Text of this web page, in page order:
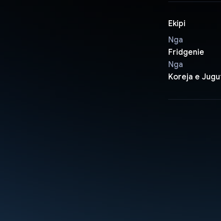
Ekipi
Nga
Fridgenie
Nga
Koreja e